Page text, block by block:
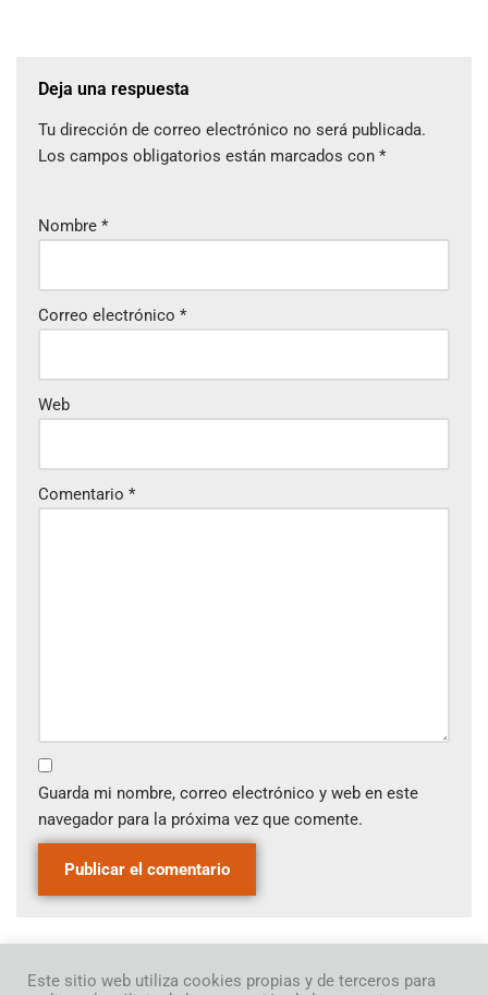
Deja una respuesta
Tu dirección de correo electrónico no será publicada.
Los campos obligatorios están marcados con *
Nombre *
Correo electrónico *
Web
Comentario *
Guarda mi nombre, correo electrónico y web en este
navegador para la próxima vez que comente.
Este sitio web utiliza cookies propias y de terceros para